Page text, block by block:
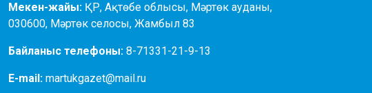
Мекен-жайы: ҚР, Ақтөбе облысы, Мәртөк ауданы,
030600, Мәртөк селосы, Жамбыл 83
Байланыс телефоны: 8-71331-21-9-13
E-mail: martukgazet@mail.ru